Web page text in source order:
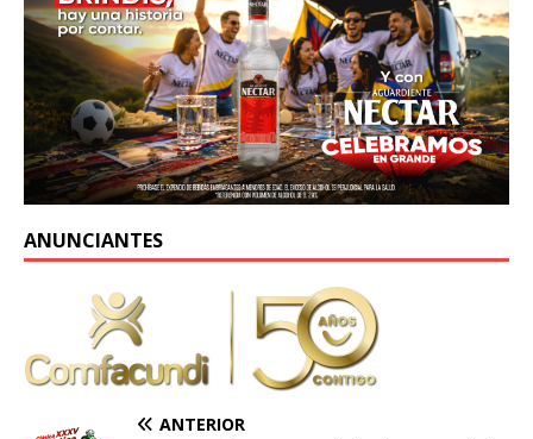
ANUNCIANTES
ANTERIOR